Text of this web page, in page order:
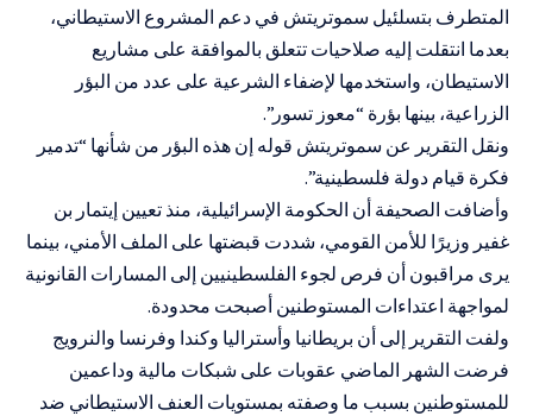
المتطرف بتسلئيل سموتريتش في دعم المشروع الاستيطاني،
بعدما انتقلت إليه صلاحيات تتعلق بالموافقة على مشاريع
الاستيطان، واستخدمها لإضفاء الشرعية على عدد من البؤر
الزراعية، بينها بؤرة “معوز تسور”.
ونقل التقرير عن سموتريتش قوله إن هذه البؤر من شأنها “تدمير
فكرة قيام دولة فلسطينية”.
وأضافت الصحيفة أن الحكومة الإسرائيلية، منذ تعيين إيتمار بن
غفير وزيرًا للأمن القومي، شددت قبضتها على الملف الأمني، بينما
يرى مراقبون أن فرص لجوء الفلسطينيين إلى المسارات القانونية
لمواجهة اعتداءات المستوطنين أصبحت محدودة.
ولفت التقرير إلى أن بريطانيا وأستراليا وكندا وفرنسا والنرويج
فرضت الشهر الماضي عقوبات على شبكات مالية وداعمين
للمستوطنين بسبب ما وصفته بمستويات العنف الاستيطاني ضد